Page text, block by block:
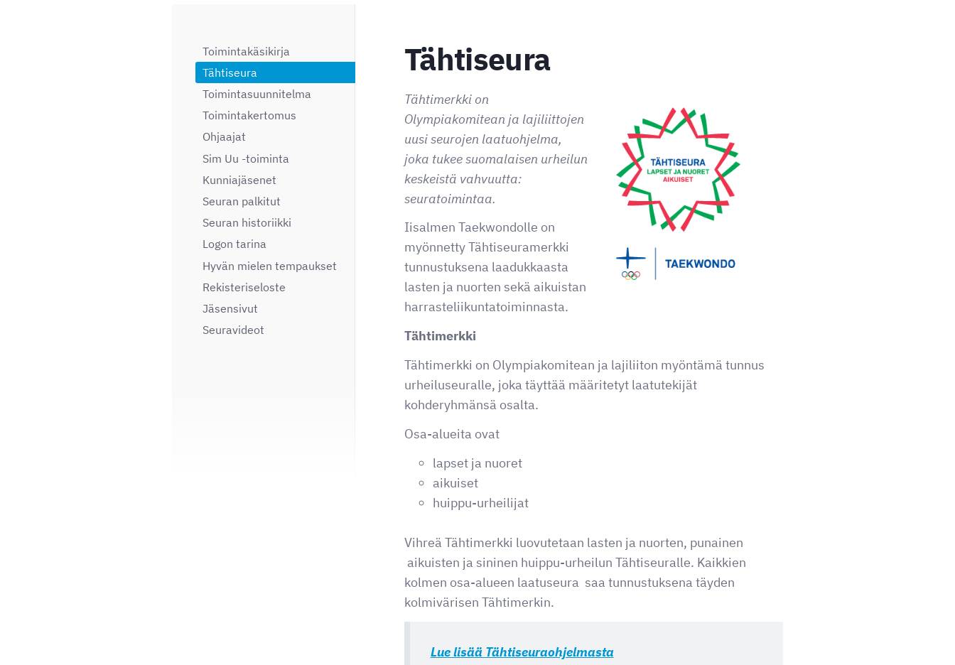
Toimintakäsikirja
Tähtiseura
Toimintasuunnitelma
Toimintakertomus
Ohjaajat
Sim Uu -toiminta
Kunniajäsenet
Seuran palkitut
Seuran historiikki
Logon tarina
Hyvän mielen tempaukset
Rekisteriseloste
Jäsensivut
Seuravideot
Tähtiseura
Tähtimerkki on
Olympiakomitean ja lajiliittojen
uusi seurojen laatuohjelma,
joka tukee suomalaisen urheilun
keskeistä vahvuutta:
seuratoimintaa.
Iisalmen Taekwondolle on
myönnetty Tähtiseuramerkki
tunnustuksena laadukkaasta
lasten ja nuorten sekä aikuistan
harrasteliikuntatoiminnasta.
Tähtimerkki
Tähtimerkki on Olympiakomitean ja lajiliiton myöntämä tunnus
urheiluseuralle, joka täyttää määritetyt laatutekijät
kohderyhmänsä osalta.
Osa-alueita ovat
lapset ja nuoret
aikuiset
huippu-urheilijat
Vihreä Tähtimerkki luovutetaan lasten ja nuorten, punainen
aikuisten ja sininen huippu-urheilun Tähtiseuralle. Kaikkien
kolmen osa-alueen laatuseura saa tunnustuksena täyden
kolmivärisen Tähtimerkin.
Lue lisää Tähtiseuraohjelmasta